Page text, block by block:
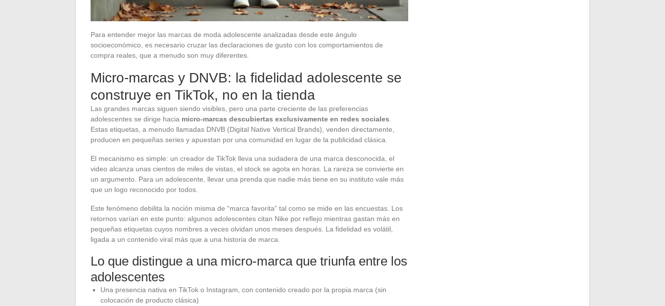
Para entender mejor las marcas de moda adolescente analizadas desde este ángulo
socioeconómico, es necesario cruzar las declaraciones de gusto con los comportamientos de
compra reales, que a menudo son muy diferentes.
Micro-marcas y DNVB: la fidelidad adolescente se
construye en TikTok, no en la tienda
Las grandes marcas siguen siendo visibles, pero una parte creciente de las preferencias
adolescentes se dirige hacia micro-marcas descubiertas exclusivamente en redes sociales.
Estas etiquetas, a menudo llamadas DNVB (Digital Native Vertical Brands), venden directamente,
producen en pequeñas series y apuestan por una comunidad en lugar de la publicidad clásica.
El mecanismo es simple: un creador de TikTok lleva una sudadera de una marca desconocida, el
video alcanza unas cientos de miles de vistas, el stock se agota en horas. La rareza se convierte en
un argumento. Para un adolescente, llevar una prenda que nadie más tiene en su instituto vale más
que un logo reconocido por todos.
Este fenómeno debilita la noción misma de “marca favorita” tal como se mide en las encuestas. Los
retornos varían en este punto: algunos adolescentes citan Nike por reflejo mientras gastan más en
pequeñas etiquetas cuyos nombres a veces olvidan unos meses después. La fidelidad es volátil,
ligada a un contenido viral más que a una historia de marca.
Lo que distingue a una micro-marca que triunfa entre los
adolescentes
Una presencia nativa en TikTok o Instagram, con contenido creado por la propia marca (sin
colocación de producto clásica)